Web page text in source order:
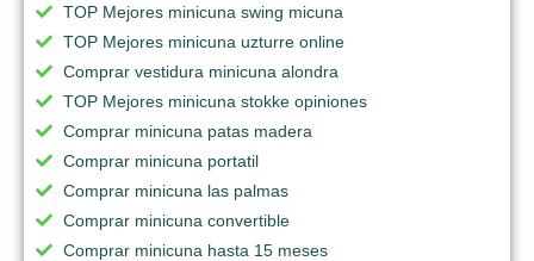
TOP Mejores minicuna swing micuna
TOP Mejores minicuna uzturre online
Comprar vestidura minicuna alondra
TOP Mejores minicuna stokke opiniones
Comprar minicuna patas madera
Comprar minicuna portatil
Comprar minicuna las palmas
Comprar minicuna convertible
Comprar minicuna hasta 15 meses